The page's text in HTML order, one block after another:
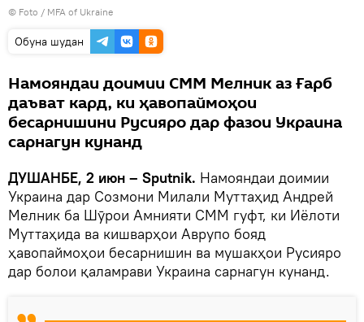
© Foto / MFA of Ukraine
Обуна шудан
Намояндаи доимии СММ Мелник аз Ғарб
даъват кард, ки ҳавопаймоҳои
бесарнишини Русияро дар фазои Украина
сарнагун кунанд
ДУШАНБЕ, 2 июн – Sputnik. Намояндаи доимии
Украина дар Созмони Милали Муттаҳид Андрей
Мелник ба Шӯрои Амнияти СММ гуфт, ки Иёлоти
Муттаҳида ва кишварҳои Аврупо бояд
ҳавопаймоҳои бесарнишин ва мушакҳои Русияро
дар болои қаламрави Украина сарнагун кунанд.